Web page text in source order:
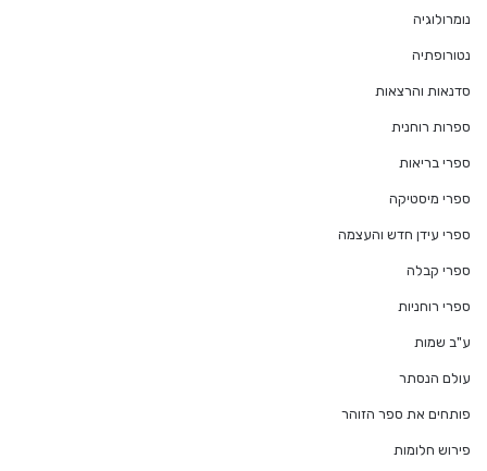
נומרולוגיה
נטורופתיה
סדנאות והרצאות
ספרות רוחנית
ספרי בריאות
ספרי מיסטיקה
ספרי עידן חדש והעצמה
ספרי קבלה
ספרי רוחניות
ע"ב שמות
עולם הנסתר
פותחים את ספר הזוהר
פירוש חלומות